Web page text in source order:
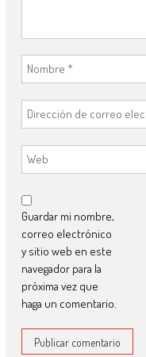
Guardar mi nombre,
correo electrónico
y sitio web en este
navegador para la
próxima vez que
haga un comentario.